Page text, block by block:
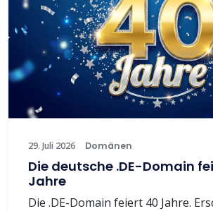
29. Juli 2026 Domänen
Die deutsche .DE-Domain
Jahre
Die .DE-Domain feiert 40 Jahre.